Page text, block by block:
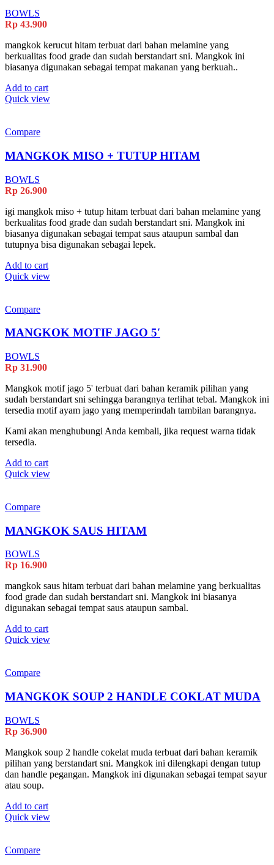
BOWLS
Rp 43.900
mangkok kerucut hitam terbuat dari bahan melamine yang
berkualitas food grade dan sudah berstandart sni. Mangkok ini
biasanya digunakan sebagai tempat makanan yang berkuah..
Add to cart
Quick view
Compare
MANGKOK MISO + TUTUP HITAM
BOWLS
Rp 26.900
igi mangkok miso + tutup hitam terbuat dari bahan melamine yang
berkualitas food grade dan sudah berstandart sni. Mangkok ini
biasanya digunakan sebagai tempat saus ataupun sambal dan
tutupnya bisa digunakan sebagai lepek.
Add to cart
Quick view
Compare
MANGKOK MOTIF JAGO 5′
BOWLS
Rp 31.900
Mangkok motif jago 5' terbuat dari bahan keramik pilihan yang
sudah berstandart sni sehingga barangnya terlihat tebal. Mangkok ini
tersedia motif ayam jago yang memperindah tambilan barangnya.
Kami akan menghubungi Anda kembali, jika request warna tidak
tersedia.
Add to cart
Quick view
Compare
MANGKOK SAUS HITAM
BOWLS
Rp 16.900
mangkok saus hitam terbuat dari bahan melamine yang berkualitas
food grade dan sudah berstandart sni. Mangkok ini biasanya
digunakan sebagai tempat saus ataupun sambal.
Add to cart
Quick view
Compare
MANGKOK SOUP 2 HANDLE COKLAT MUDA
BOWLS
Rp 36.900
Mangkok soup 2 handle cokelat muda terbuat dari bahan keramik
pilihan yang berstandart sni. Mangkok ini dilengkapi dengan tutup
dan handle pegangan. Mangkok ini digunakan sebagai tempat sayur
atau soup.
Add to cart
Quick view
Compare